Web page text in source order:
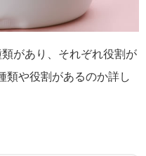
があり、それぞれ役割が
類や役割があるのか詳し